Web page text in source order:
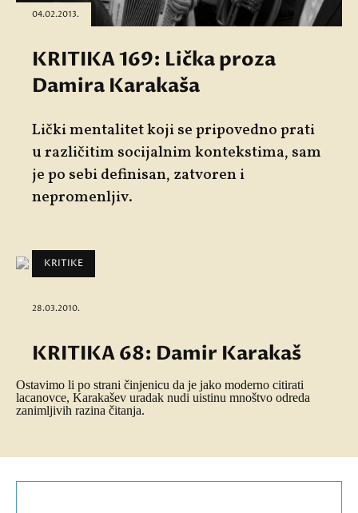
04.02.2013.
KRITIKA 169: Lička proza
Damira Karakaša
Lički mentalitet koji se pripovedno prati
u različitim socijalnim kontekstima, sam
je po sebi definisan, zatvoren i
nepromenljiv.
KRITIKE
28.03.2010.
KRITIKA 68: Damir Karakaš
Ostavimo li po strani činjenicu da je jako moderno citirati
lacanovce, Karakašev uradak nudi uistinu mnoštvo odreda
zanimljivih razina čitanja.